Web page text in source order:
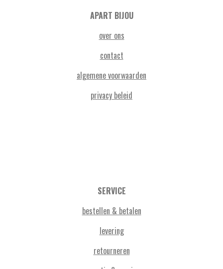
APART BIJOU
over ons
contact
algemene voorwaarden
privacy beleid
SERVICE
bestellen & betalen
levering
retourneren